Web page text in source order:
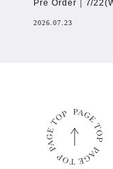
Pre Order｜7/
2026.07.23